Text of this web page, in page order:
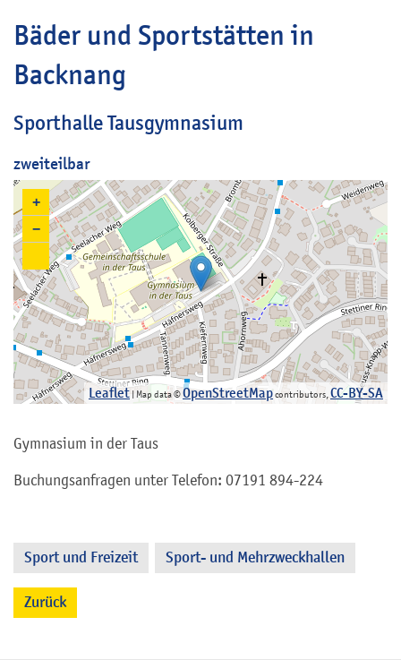
Bäder und Sportstätten in
Backnang
Sporthalle Tausgymnasium
zweiteilbar
+
−
Leaflet | Map data ©OpenStreetMapcontributors, CC-BY-SA
Gymnasium in der Taus
Buchungsanfragen unter Telefon: 07191 894-224
Sport und Freizeit Sport- und Mehrzweckhallen
Zurück